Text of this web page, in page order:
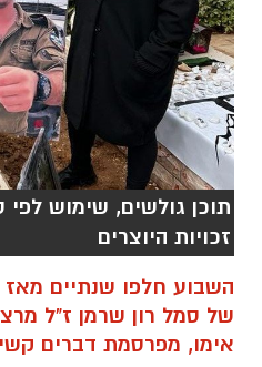
זכויות היוצרים
השבוע חלפו שנתיים
של סמל רון שרמן ז"ל
אימו, מפרסמת דברים
באוקטובר.
בדבריה, שנכתבו בכאב